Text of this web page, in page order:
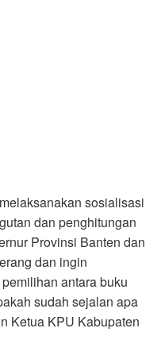
sosialisasi
dan penghitungan
Provinsi Banten dan
dan ingin
antara buku
sudah sejalan apa
Ketua KPU Kabupaten